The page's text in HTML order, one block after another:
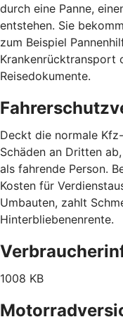
durch eine Panne,
entstehen. Sie
zum Beispiel
Krankenrücktransport
Reisedokumente.
Deckt die normale
Schäden an Dritten
als fahrende Person.
Kosten für
Umbauten, zahlt
Hinterbliebenenrente.
1008 KB